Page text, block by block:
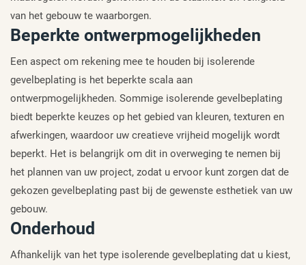
van het gebouw te waarborgen.
Beperkte ontwerpmogelijkheden
Een aspect om rekening mee te houden bij isolerende
gevelbeplating is het beperkte scala aan
ontwerpmogelijkheden. Sommige isolerende gevelbeplating
biedt beperkte keuzes op het gebied van kleuren, texturen en
afwerkingen, waardoor uw creatieve vrijheid mogelijk wordt
beperkt. Het is belangrijk om dit in overweging te nemen bij
het plannen van uw project, zodat u ervoor kunt zorgen dat de
gekozen gevelbeplating past bij de gewenste esthetiek van uw
gebouw.
Onderhoud
Afhankelijk van het type isolerende gevelbeplating dat u kiest,